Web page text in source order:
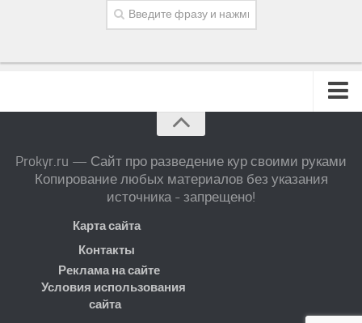
Prokyr.ru — Сайт про разведение кур своими руками
Копирование любых материалов без указания
источника - запрещено!
Карта сайта
Контакты
Реклама на сайте
Условия использования
сайта